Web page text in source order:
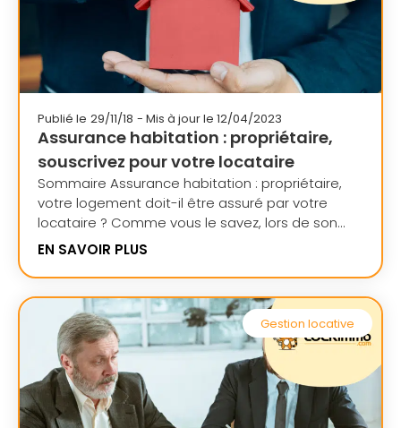
Publié le 29/11/18 - Mis à jour le 12/04/2023
Assurance habitation : propriétaire,
souscrivez pour votre locataire
Sommaire Assurance habitation : propriétaire,
votre logement doit-il être assuré par votre
locataire ? Comme vous le savez, lors de son...
EN SAVOIR PLUS
Gestion locative